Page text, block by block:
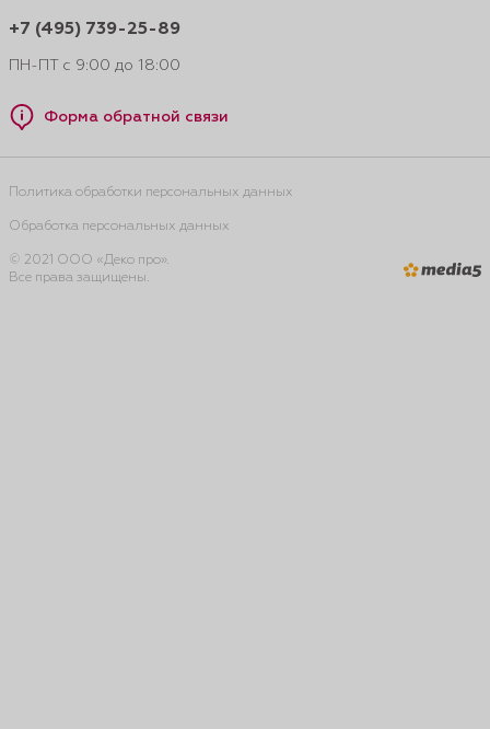
+7 (495) 739-25-89
ПН-ПТ с 9:00 до 18:00
Форма обратной связи
Политика обработки персональных данных
Обработка персональных данных
© 2021 ООО «Деко про».
Все права защищены.